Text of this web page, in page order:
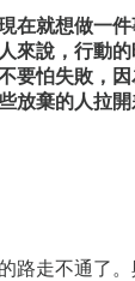
在就想做一
來說，行動
要怕失敗，
放棄的人拉開
路走不通了